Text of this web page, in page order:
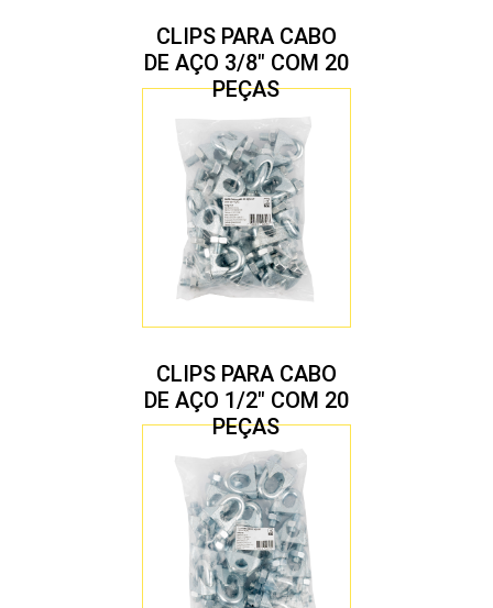
CLIPS PARA CABO
DE AÇO 3/8″ COM 20
PEÇAS
CLIPS PARA CABO
DE AÇO 1/2″ COM 20
PEÇAS